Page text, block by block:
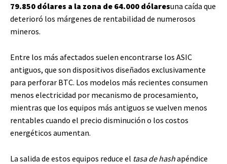
79.850 dólares a la zona de 64.000 dólaresuna caída que
deterioró los márgenes de rentabilidad de numerosos
mineros.
Entre los más afectados suelen encontrarse los ASIC
antiguos, que son dispositivos diseñados exclusivamente
para perforar BTC. Los modelos más recientes consumen
menos electricidad por mecanismo de procesamiento,
mientras que los equipos más antiguos se vuelven menos
rentables cuando el precio disminución o los costos
energéticos aumentan.
La salida de estos equipos reduce el tasa de hashapéndice